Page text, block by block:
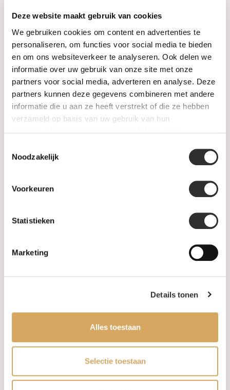
Deze website maakt gebruik van cookies
We gebruiken cookies om content en advertenties te
personaliseren, om functies voor social media te bieden
en om ons websiteverkeer te analyseren. Ook delen we
informatie over uw gebruik van onze site met onze
partners voor social media, adverteren en analyse. Deze
partners kunnen deze gegevens combineren met andere
informatie die u aan ze heeft verstrekt of die ze hebben
verzameld op basis van uw gebruik van hun
Noodzakelijk
Voorkeuren
Statistieken
Marketing
Details tonen
Alles toestaan
Selectie toestaan
Categories
Watches
Jewellery
Wedding rings
PRE-OWNED
Maatwerk
Leveringsvoorwaarden
Privacy Policy